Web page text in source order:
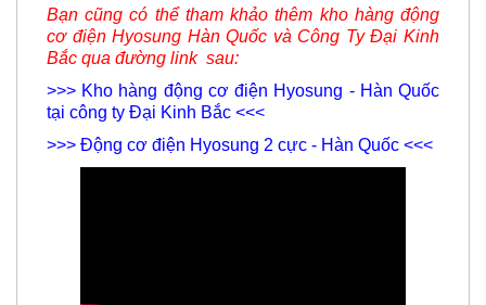
ơn!
Bạn cũng có thể tham khảo thêm kho hàng động
cơ điện Hyosung Hàn Quốc và Công Ty Đại Kinh
Bắc qua đường link sau:
>>> Kho hàng động cơ điện Hyosung - Hàn Quốc
tại công ty Đại Kinh Bắc <<<
>>> Động cơ điện Hyosung 2 cực - Hàn Quốc <<<